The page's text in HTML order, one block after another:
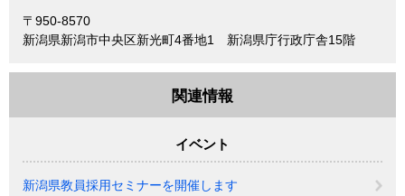
〒950-8570
新潟県新潟市中央区新光町4番地1 新潟県庁行政庁舎15階
関連情報
イベント
新潟県教員採用セミナーを開催します